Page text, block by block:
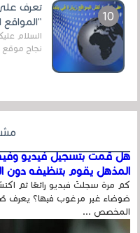
تعرف على
"المواقع
السلام
نجاح موقع
هل قمت بتسجيل فيديو
المذهل يقوم بتنظيفه دون
كم مرة سجلتَ فيديو رائعًا ثم
ضوضاء غير مرغوب فيها؟ يعرف
المخصص ...